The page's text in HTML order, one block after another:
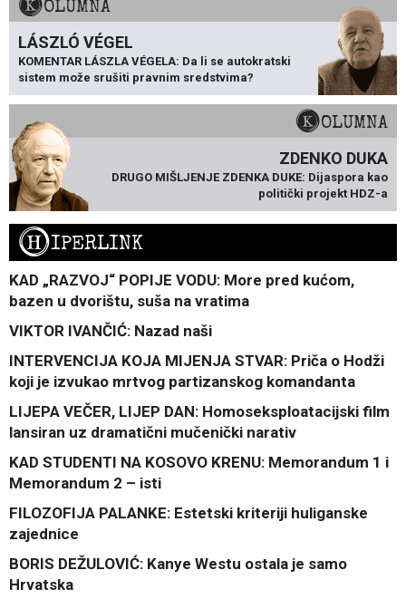
KOLUMNA
LÁSZLÓ VÉGEL
KOMENTAR LÁSZLA VÉGELA: Da li se autokratski
sistem može srušiti pravnim sredstvima?
KOLUMNA
ZDENKO DUKA
DRUGO MIŠLJENJE ZDENKA DUKE: Dijaspora kao
politički projekt HDZ-a
HIPERLINK
KAD „RAZVOJ“ POPIJE VODU: More pred kućom,
bazen u dvorištu, suša na vratima
VIKTOR IVANČIĆ: Nazad naši
INTERVENCIJA KOJA MIJENJA STVAR: Priča o Hodži
koji je izvukao mrtvog partizanskog komandanta
LIJEPA VEČER, LIJEP DAN: Homoseksploatacijski film
lansiran uz dramatični mučenički narativ
KAD STUDENTI NA KOSOVO KRENU: Memorandum 1 i
Memorandum 2 – isti
FILOZOFIJA PALANKE: Estetski kriteriji huliganske
zajednice
BORIS DEŽULOVIĆ: Kanye Westu ostala je samo
Hrvatska